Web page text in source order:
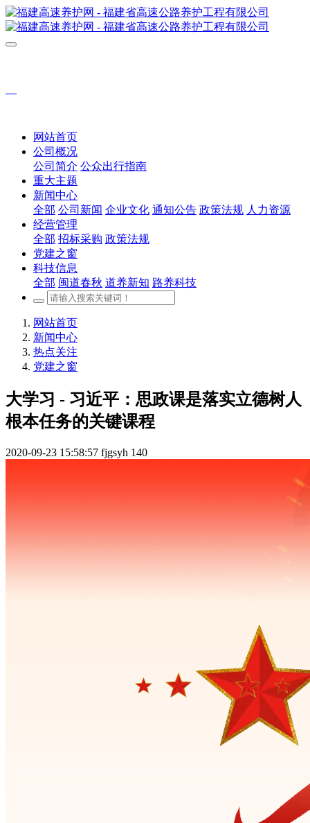
网站首页
公司概况
公司简介 公众出行指南
重大主题
新闻中心
全部 公司新闻 企业文化 通知公告 政策法规 人力资源
经营管理
全部 招标采购 政策法规
党建之窗
科技信息
全部 闽道春秋 道养新知 路养科技
网站首页
新闻中心
热点关注
党建之窗
大学习 - 习近平：思政课是落实立德树人
根本任务的关键课程
2020-09-23 15:58:57 fjgsyh 140